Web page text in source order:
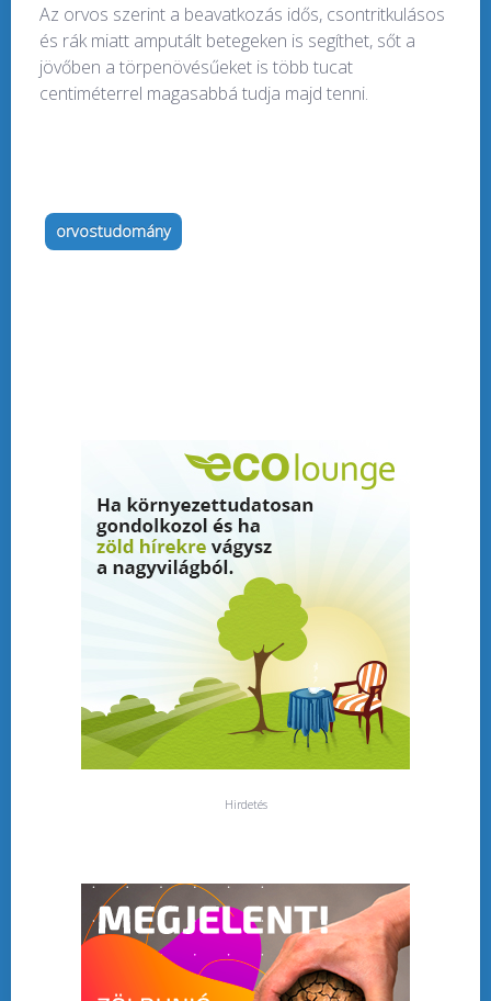
Az orvos szerint a beavatkozás idős, csontritkulásos
és rák miatt amputált betegeken is segíthet, sőt a
jövőben a törpenövésűeket is több tucat
centiméterrel magasabbá tudja majd tenni.
orvostudomány
Hirdetés